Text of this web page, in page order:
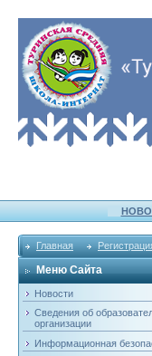
Главная
Меню Сайта
Новости
Сведения об
организации
Информационная